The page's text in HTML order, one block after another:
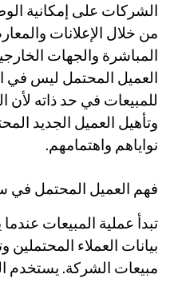
الشركات على إمكانية
من خلال الإعلانات
المباشرة والجهات
العميل المحتمل ليس في
للمبيعات في حد ذاته
وتأهيل العميل الجديد
نواياهم واهتمامهم.
فهم العميل المحتمل في
تبدأ عملية المبيعات
بيانات العملاء المحتملين
مبيعات الشركة. يستخدم